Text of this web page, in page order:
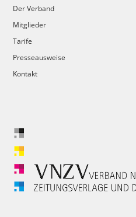
Der Verband
Mitglieder
Tarife
Presseausweise
Kontakt